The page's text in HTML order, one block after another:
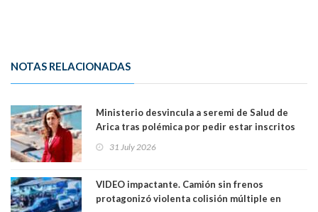
NOTAS RELACIONADAS
Ministerio desvincula a seremi de Salud de
Arica tras polémica por pedir estar inscritos
Ya son 29 seremis despedidos desde el 11 de
31 July 2026
VIDEO impactante. Camión sin frenos
protagonizó violenta colisión múltiple en